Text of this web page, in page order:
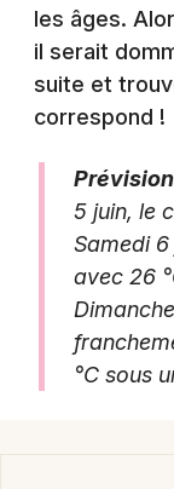
Agenda
Agenda en
Newsletter
Artistes en
Magazine à
les âges.
il serait
suite et
correspond !
5 juin, le
Samedi
avec 26
°C sous